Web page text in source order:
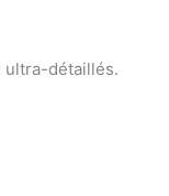
ultra-détaillés.